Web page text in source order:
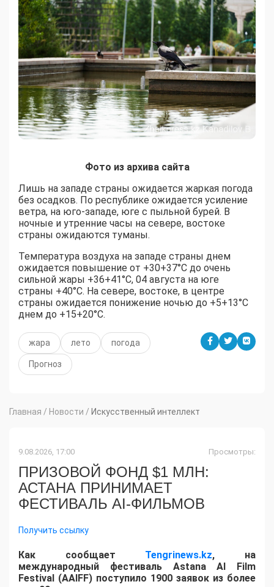
Фото из архива сайта
Лишь на западе страны ожидается жаркая погода
без осадков. По республике ожидается усиление
ветра, на юго-западе, юге с пыльной бурей. В
ночные и утренние часы на севере, востоке
страны ожидаются туманы.
Температура воздуха на западе страны днем
ожидается повышение от +30+37°С до очень
сильной жары +36+41°С, 04 августа на юге
страны +40°С. На севере, востоке, в центре
страны ожидается понижение ночью до +5+13°С
днем до +15+20°С.
жара лето погода
Прогноз
Главная / Новости / Искусственный интеллект
9.08.2026, 17:00 Просмотры:
ПРИЗОВОЙ ФОНД $1 МЛН:
АСТАНА ПРИНИМАЕТ
ФЕСТИВАЛЬ AI-ФИЛЬМОВ
Получить ссылку
Как сообщает Tengrinews.kz, на
международный фестиваль Astana AI Film
Festival (AAIFF) поступило 1900 заявок из более